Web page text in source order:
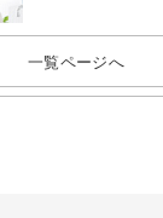
一覧ページへ